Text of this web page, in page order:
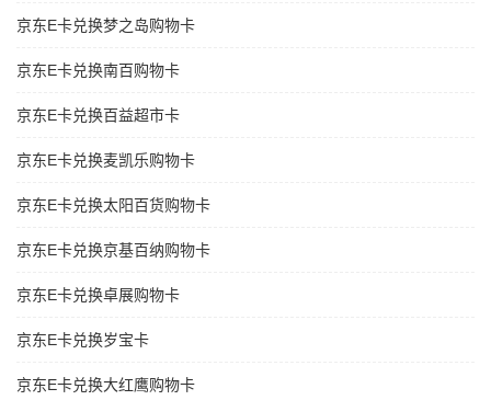
京东E卡兑换梦之岛购物卡
京东E卡兑换南百购物卡
京东E卡兑换百益超市卡
京东E卡兑换麦凯乐购物卡
京东E卡兑换太阳百货购物卡
京东E卡兑换京基百纳购物卡
京东E卡兑换卓展购物卡
京东E卡兑换岁宝卡
京东E卡兑换大红鹰购物卡